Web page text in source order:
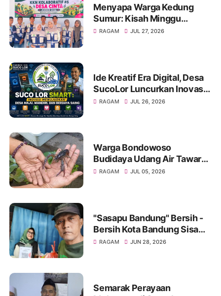
Menyapa Warga Kedung
Sumur: Kisah Minggu
Pertama KKN Desa Bagon
RAGAM JUL 27, 2026
Ide Kreatif Era Digital, Desa
SucoLor Luncurkan Inovasi
"SUCOLOR SMART"
RAGAM JUL 26, 2026
Warga Bondowoso
Budidaya Udang Air Tawar
Hasilkan Cuan Yang Luar
RAGAM JUL 05, 2026
"Sasapu Bandung" Bersih -
Bersih Kota Bandung Sisa
Bongkaran Bangunan Liar
RAGAM JUN 28, 2026
Semarak Perayaan